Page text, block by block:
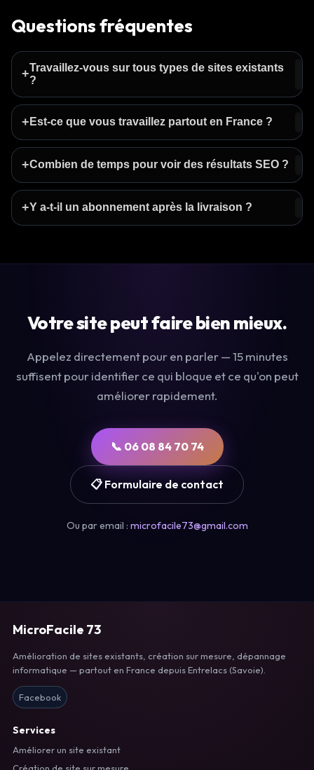
Questions fréquentes
+Travaillez-vous sur tous types de sites existants
?
+ Est-ce que vous travaillez partout en France ?
+Combien de temps pour voir des résultats SEO ?
+Y a-t-il un abonnement après la livraison ?
Votre site peut faire bien mieux.
Appelez directement pour en parler — 15 minutes
suffisent pour identifier ce qui bloque et ce qu'on peut
améliorer rapidement.
📞 06 08 84 70 74
📋 Formulaire de contact
Ou par email : microfacile73@gmail.com
MicroFacile 73
Amélioration de sites existants, création sur mesure, dépannage
informatique — partout en France depuis Entrelacs (Savoie).
Facebook
Services
Améliorer un site existant